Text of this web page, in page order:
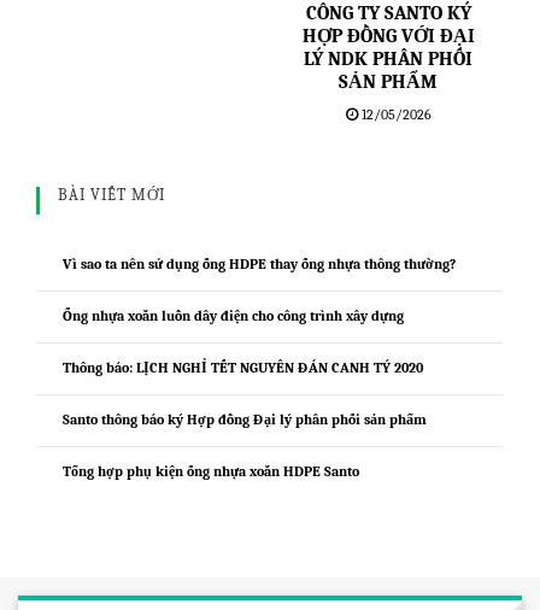
CÔNG TY SANTO KÝ
HỢP ĐỒNG VỚI ĐẠI
LÝ NDK PHÂN PHỐI
SẢN PHẨM
12/05/2026
BÀI VIẾT MỚI
Vì sao ta nên sử dụng ống HDPE thay ống nhựa thông thường?
Ống nhựa xoắn luồn dây điện cho công trình xây dựng
Thông báo: LỊCH NGHỈ TẾT NGUYÊN ĐÁN CANH TÝ 2020
Santo thông báo ký Hợp đồng Đại lý phân phối sản phẩm
Tổng hợp phụ kiện ống nhựa xoắn HDPE Santo